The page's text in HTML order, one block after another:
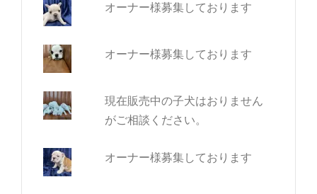
オーナー様募集しております
オーナー様募集しております
現在販売中の子犬はおりません
がご相談ください。
オーナー様募集しております